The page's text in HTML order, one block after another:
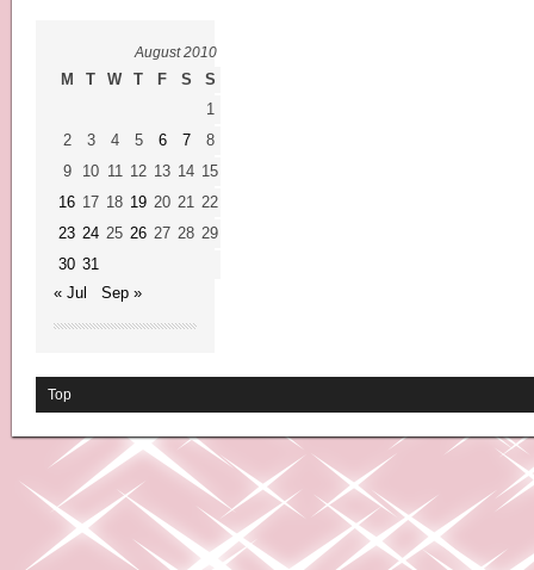
August 2010
M T W T F S
S
1
2
3 4 5 6 7
8
9
10 11 12 13 14 15
16 17 18 19 20 21 22
23 24 25 26 27 28 29
30 31
« Jul
Sep »
Top